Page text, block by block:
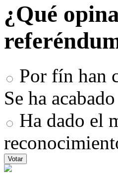
¿Qué
Por fín han
Se ha
Ha dado el